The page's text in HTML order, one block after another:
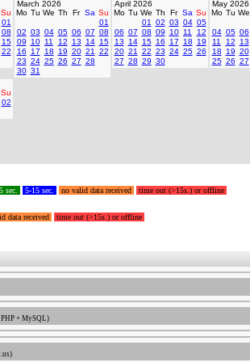
Su
01
08
15
22
March 2026
Mo Tu We Th Fr Sa Su
01
02 03 04 05 06 07 08
09
10 11 12 13 14 15
16
17 18 19 20 21
22
23 24 25 26 27 28
30 31
April 2026
Mo Tu We Th Fr Sa Su
01
02 03 04 05
06 07 08 09 10 11
12
13
14 15 16 17 18
19
20 21 22 23 24 25 26
27 28 29 30
May 2026
Mo Tu We
04 05 06
11
12 13
18
19 20
25 26 27
Su
02
sec. 5-15 sec. no valid data received
time out (>15s.) or offline
data received time out (>15s.) or offline
+ MySQL)